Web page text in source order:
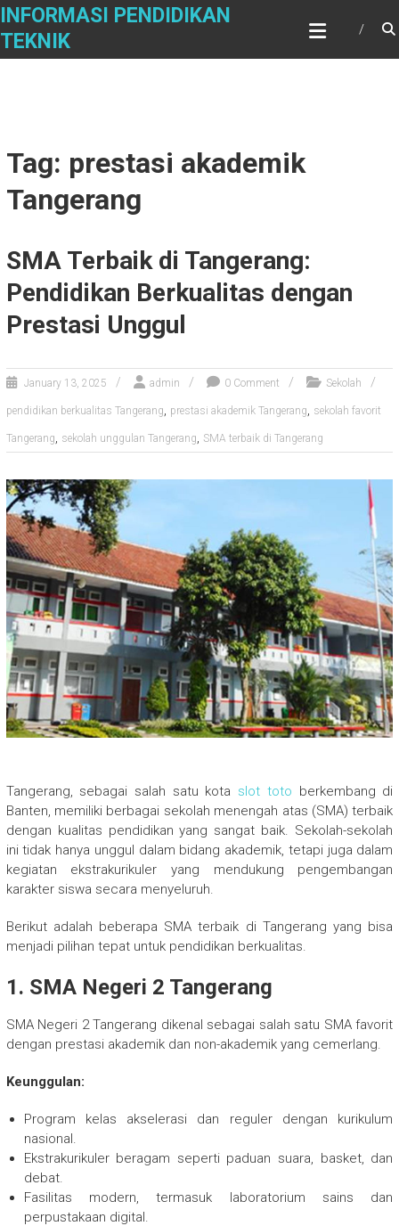
Skip
content
INFORMASI PENDIDIKAN
TEKNIK
Tag: prestasi akademik
Tangerang
SMA Terbaik di Tangerang:
Pendidikan Berkualitas dengan
Prestasi Unggul
January 13, 2025 admin 0 Comment Sekolah
pendidikan berkualitas Tangerang, prestasi akademik Tangerang, sekolah favorit
Tangerang, sekolah unggulan Tangerang, SMA terbaik di Tangerang
Tangerang, sebagai salah satu kota slot toto berkembang di
Banten, memiliki berbagai sekolah menengah atas (SMA) terbaik
dengan kualitas pendidikan yang sangat baik. Sekolah-sekolah
ini tidak hanya unggul dalam bidang akademik, tetapi juga dalam
kegiatan ekstrakurikuler yang mendukung pengembangan
karakter siswa secara menyeluruh.
Berikut adalah beberapa SMA terbaik di Tangerang yang bisa
menjadi pilihan tepat untuk pendidikan berkualitas.
1. SMA Negeri 2 Tangerang
SMA Negeri 2 Tangerang dikenal sebagai salah satu SMA favorit
dengan prestasi akademik dan non-akademik yang cemerlang.
Keunggulan:
Program kelas akselerasi dan reguler dengan kurikulum
nasional.
Ekstrakurikuler beragam seperti paduan suara, basket, dan
debat.
Fasilitas modern, termasuk laboratorium sains dan
perpustakaan digital.